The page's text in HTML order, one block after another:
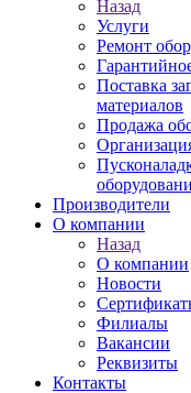
Назад
Услуги
Ремонт
Поставка
материалов
Продажа
Производители
О компании
Назад
О компании
Новости
Филиалы
Вакансии
Реквизиты
Контакты